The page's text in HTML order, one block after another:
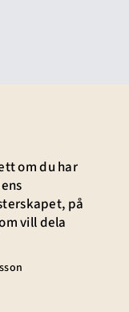
om du har
på
vill dela